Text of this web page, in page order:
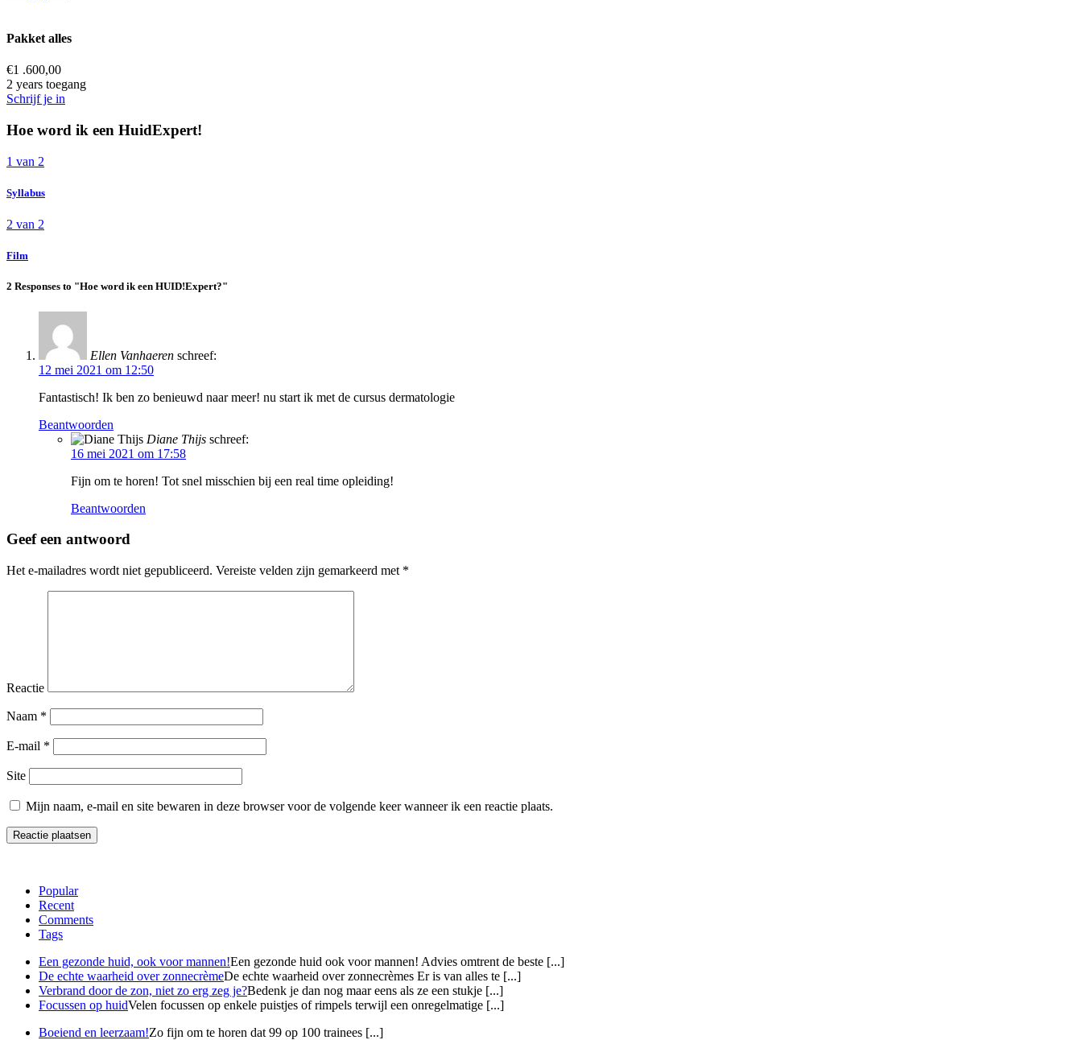
Pakket alles
€1 .600,00
2 years toegang
Schrijf je in
Hoe word ik een HuidExpert!
1 van 2
Syllabus
2 van 2
Film
2 Responses to "Hoe word ik een HUID!Expert?"
Ellen Vanhaeren schreef:
12 mei 2021 om 12:50
Fantastisch! Ik ben zo benieuwd naar meer! nu start ik met de cursus dermatologie
Beantwoorden
Diane Thijs schreef:
16 mei 2021 om 17:58
Fijn om te horen! Tot snel misschien bij een real time opleiding!
Beantwoorden
Geef een antwoord
Het e-mailadres wordt niet gepubliceerd. Vereiste velden zijn gemarkeerd met *
Reactie
Naam *
E-mail *
Site
Mijn naam, e-mail en site bewaren in deze browser voor de volgende keer wanneer ik een reactie plaats.
Popular
Recent
Comments
Tags
Een gezonde huid, ook voor mannen!Een gezonde huid ook voor mannen! Advies omtrent de beste [...]
De echte waarheid over zonnecrèmeDe echte waarheid over zonnecrèmes Er is van alles te [...]
Verbrand door de zon, niet zo erg zeg je?Bedenk je dan nog maar eens als ze een stukje [...]
Focussen op huidVelen focussen op enkele puistjes of rimpels terwijl een onregelmatige [...]
Boeiend en leerzaam!Zo fijn om te horen dat 99 op 100 trainees [...]